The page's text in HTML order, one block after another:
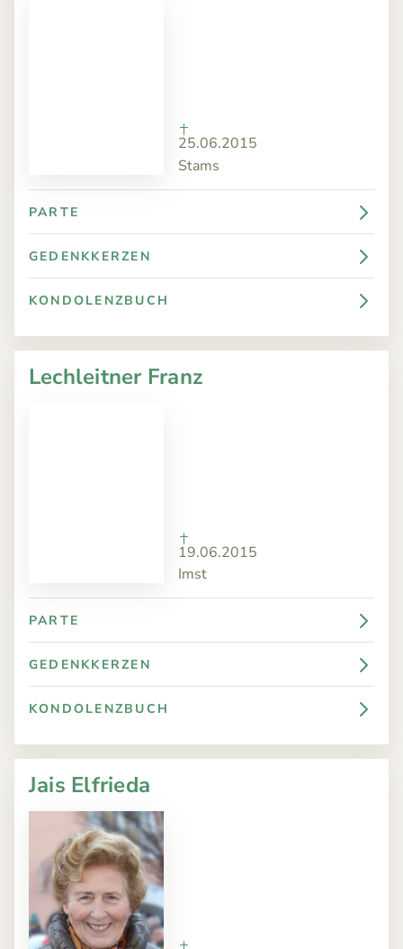
25.06.2015
Stams
PARTE
GEDENKKERZEN
KONDOLENZBUCH
Lechleitner Franz
19.06.2015
Imst
PARTE
GEDENKKERZEN
KONDOLENZBUCH
Jais Elfrieda